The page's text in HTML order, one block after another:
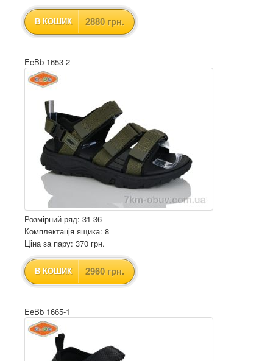
В КОШИК 2880 грн.
EeBb 1653-2
Розмірний ряд: 31-36
Комплектація ящика: 8
Ціна за пару: 370 грн.
В КОШИК 2960 грн.
EeBb 1665-1